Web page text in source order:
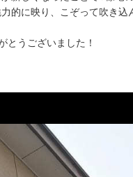
的に映り、こぞって吹き込
とうございました！